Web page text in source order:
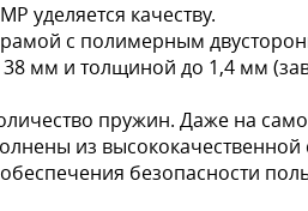
уделяется качеству.
с полимерным
мм и толщиной до 1,4 мм
пружин. Даже на
из
безопасности